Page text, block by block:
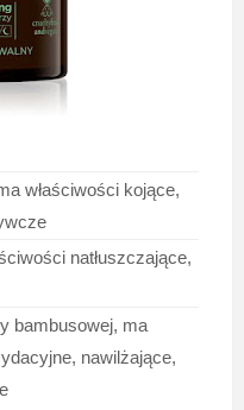
właściwości kojące,
natłuszczające,
bambusowej, ma
nawilżające,